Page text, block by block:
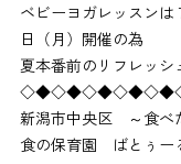
ベビーヨガレッスン
日（月）開催の為
夏本番前のリフレッ
新潟市中央区 ～食べ
食の保育園 ばとぅー